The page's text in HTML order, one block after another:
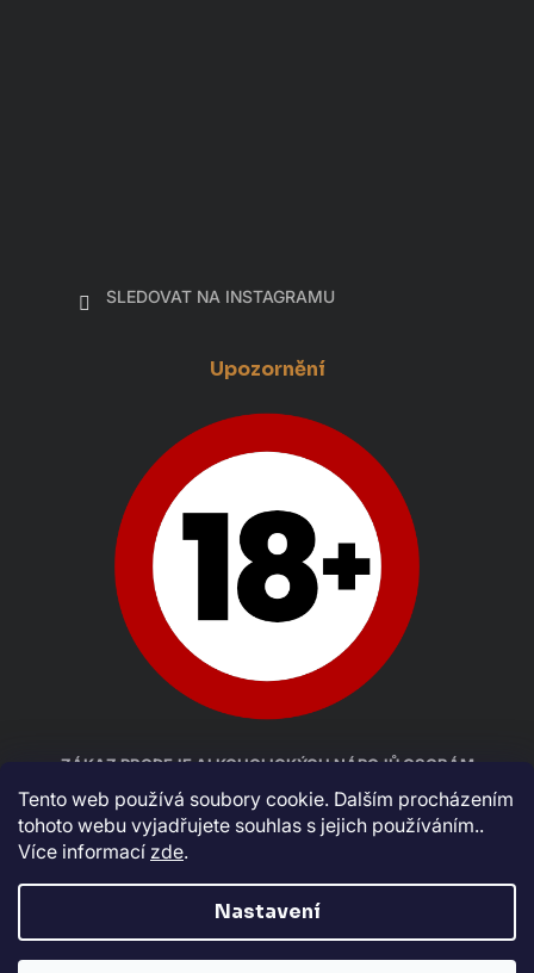
Tento web používá soubory cookie. Dalším procházením
tohoto webu vyjadřujete souhlas s jejich používáním..
Více informací zde.
Nastavení
SLEDOVAT NA INSTAGRAMU
Upozornění
ZÁKAZ PRODEJE ALKOHOLICKÝCH NÁPOJŮ OSOBÁM